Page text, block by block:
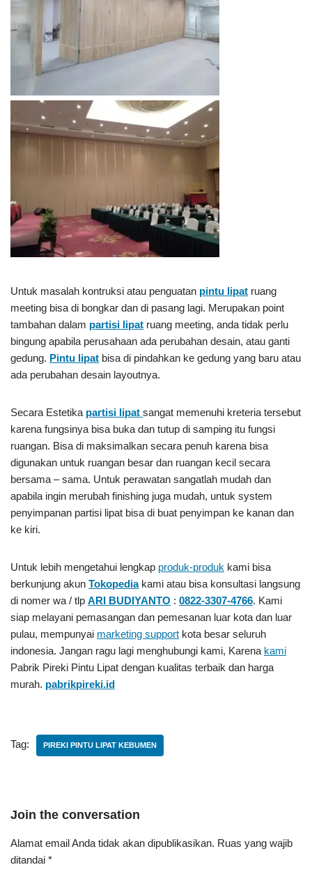
Untuk masalah kontruksi atau penguatan pintu lipat ruang
meeting bisa di bongkar dan di pasang lagi. Merupakan point
tambahan dalam partisi lipat ruang meeting, anda tidak perlu
bingung apabila perusahaan ada perubahan desain, atau ganti
gedung. Pintu lipat bisa di pindahkan ke gedung yang baru atau
ada perubahan desain layoutnya.
Secara Estetika partisi lipat sangat memenuhi kreteria tersebut
karena fungsinya bisa buka dan tutup di samping itu fungsi
ruangan. Bisa di maksimalkan secara penuh karena bisa
digunakan untuk ruangan besar dan ruangan kecil secara
bersama – sama. Untuk perawatan sangatlah mudah dan
apabila ingin merubah finishing juga mudah, untuk system
penyimpanan partisi lipat bisa di buat penyimpan ke kanan dan
ke kiri.
Untuk lebih mengetahui lengkap produk-produk kami bisa
berkunjung akun Tokopediakami atau bisa konsultasi langsung
di nomer wa / tlp ARI BUDIYANTO : 0822-3307-4766. Kami
siap melayani pemasangan dan pemesanan luar kota dan luar
pulau, mempunyai marketing support kota besar seluruh
indonesia. Jangan ragu lagi menghubungi kami, Karena kami
Pabrik Pireki Pintu Lipat dengan kualitas terbaik dan harga
murah. pabrikpireki.id
Tag: PIREKI PINTU LIPAT KEBUMEN
Join the conversation
Alamat email Anda tidak akan dipublikasikan. Ruas yang wajib
ditandai *